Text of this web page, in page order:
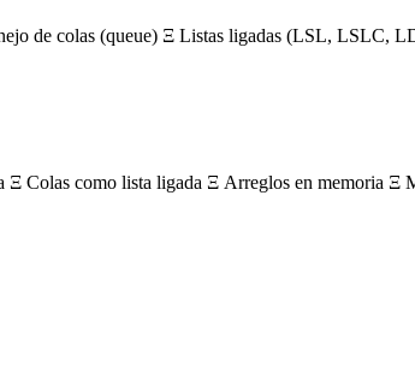
de colas (queue) Ξ Listas ligadas (LSL, LSLC,
Colas como lista ligada Ξ Arreglos en memoria Ξ